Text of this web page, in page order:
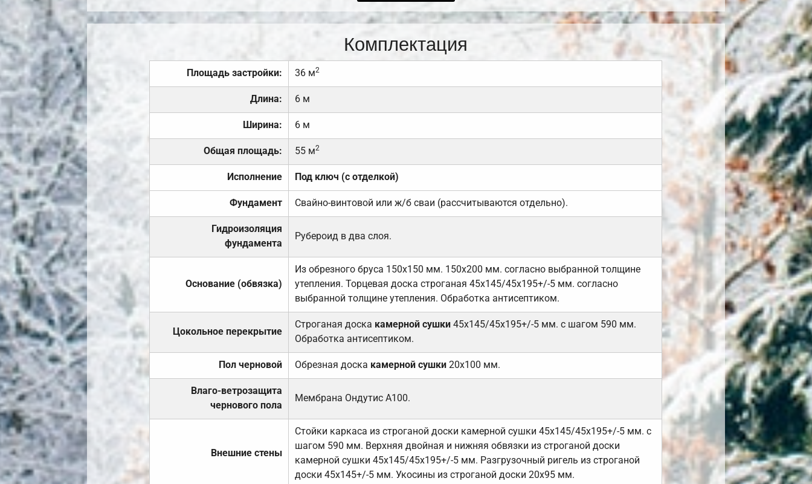
Комплектация
Площадь застройки: 36 м2
Длина: 6 м
Ширина: 6 м
Общая площадь: 55 м2
Исполнение Под ключ (с отделкой)
Фундамент Свайно-винтовой или ж/б сваи (рассчитываются отдельно).
Гидроизоляция
фундамента
Рубероид в два слоя.
Основание (обвязка)
Из обрезного бруса 150х150 мм. 150х200 мм. согласно выбранной толщине
утепления. Торцевая доска строганая 45х145/45х195+/-5 мм. согласно
выбранной толщине утепления. Обработка антисептиком.
Цокольное перекрытие
Строганая доска камерной сушки 45х145/45х195+/-5 мм. с шагом 590 мм.
Обработка антисептиком.
Пол черновой Обрезная доска камерной сушки20х100 мм.
Влаго-ветрозащита
чернового пола
Мембрана Ондутис А100.
Внешние стены
Стойки каркаса из строганой доски камерной сушки 45х145/45х195+/-5 мм. с
шагом 590 мм. Верхняя двойная и нижняя обвязки из строганой доски
камерной сушки 45х145/45х195+/-5 мм. Разгрузочный ригель из строганой
доски 45х145+/-5 мм. Укосины из строганой доски 20х95 мм.